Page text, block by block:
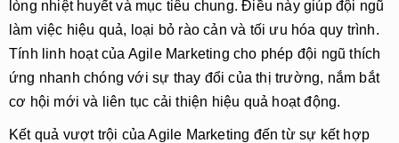
lòng nhiệt huyết và mục tiêu chung. Điều này giúp đội ngũ
làm việc hiệu quả, loại bỏ rào cản và tối ưu hóa quy trình.
Tính linh hoạt của Agile Marketing cho phép đội ngũ thích
ứng nhanh chóng với sự thay đổi của thị trường, nắm bắt
cơ hội mới và liên tục cải thiện hiệu quả hoạt động.
Kết quả vượt trội của Agile Marketing đến từ sự kết hợp